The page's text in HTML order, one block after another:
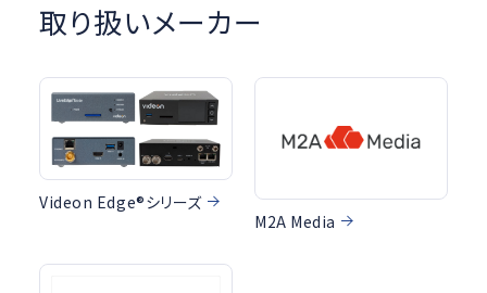
取り扱いメーカー
Videon Edge®シリーズ
M2A Media